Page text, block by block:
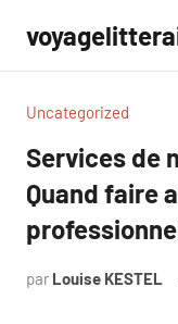
contenu
Uncategorized
Services de
Quand faire
par Louise KESTEL